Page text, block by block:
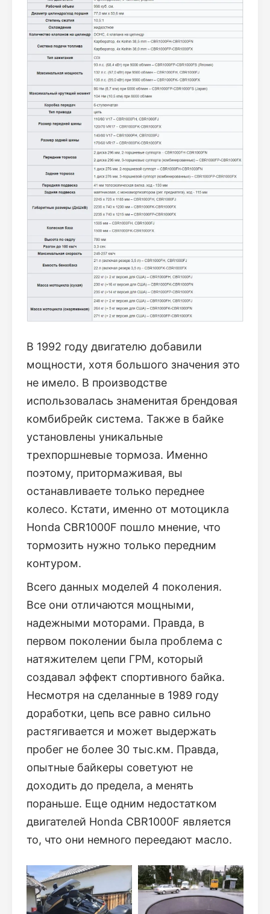
В 1992 году двигателю добавили
мощности, хотя большого значения это
не имело. В производстве
использовалась знаменитая брендовая
комбибрейк система. Также в байке
установлены уникальные
трехпоршневые тормоза. Именно
поэтому, притормаживая, вы
останавливаете только переднее
колесо. Кстати, именно от мотоцикла
Honda CBR1000F пошло мнение, что
тормозить нужно только передним
контуром.
Всего данных моделей 4 поколения.
Все они отличаются мощными,
надежными моторами. Правда, в
первом поколении была проблема с
натяжителем цепи ГРМ, который
создавал эффект спортивного байка.
Несмотря на сделанные в 1989 году
доработки, цепь все равно сильно
растягивается и может выдержать
пробег не более 30 тыс.км. Правда,
опытные байкеры советуют не
доходить до предела, а менять
пораньше. Еще одним недостатком
двигателей Honda CBR1000F является
то, что они немного переедают масло.